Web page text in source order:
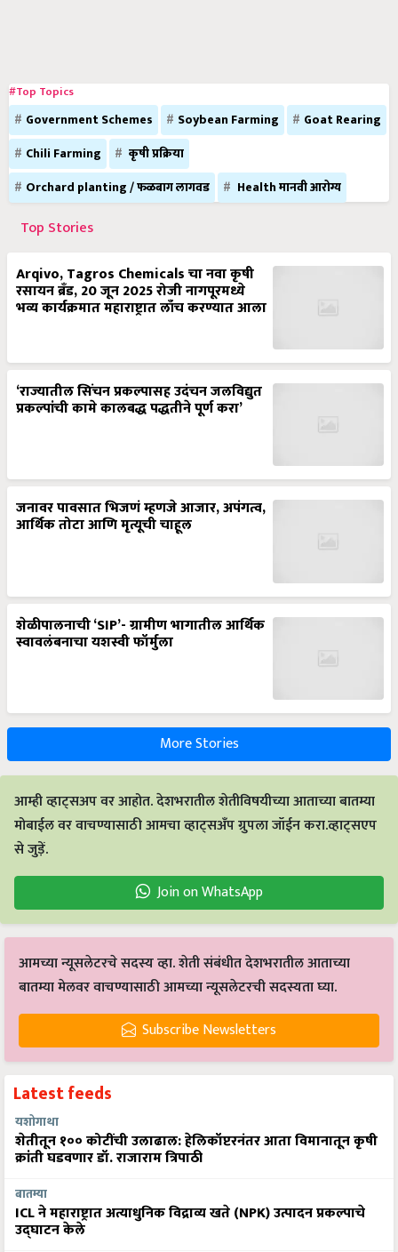
#Top Topics
Government Schemes Soybean Farming
Goat Rearing
Chili Farming
कृषी प्रक्रिया
Orchard planting / फळबाग लागवड
Health मानवी आरोग्य
Top Stories
Arqivo, Tagros Chemicals चा नवा कृषी
रसायन ब्रँड, 20 जून 2025 रोजी नागपूरमध्ये
भव्य कार्यक्रमात महाराष्ट्रात लाँच करण्यात आला
‘राज्यातील सिंचन प्रकल्पासह उदंचन जलविद्युत
प्रकल्पांची कामे कालबद्ध पद्धतीने पूर्ण करा’
जनावर पावसात भिजणं म्हणजे आजार, अपंगत्व,
आर्थिक तोटा आणि मृत्यूची चाहूल
शेळीपालनाची ‘SIP’- ग्रामीण भागातील आर्थिक
स्वावलंबनाचा यशस्वी फॉर्मुला
More Stories
आम्ही व्हाट्सअप वर आहोत. देशभरातील शेतीविषयीच्या आताच्या बातम्या
मोबाईल वर वाचण्यासाठी आमचा व्हाट्सअँप ग्रुपला जॉईन करा.व्हाट्सएप
से जुड़ें.
Join on WhatsApp
आमच्या न्यूसलेटरचे सदस्य व्हा. शेती संबंधीत देशभरातील आताच्या
बातम्या मेलवर वाचण्यासाठी आमच्या न्यूसलेटरची सदस्यता घ्या.
Subscribe Newsletters
Latest feeds
यशोगाथा
शेतीतून १०० कोटींची उलाढाल: हेलिकॉप्टरनंतर आता विमानातून कृषी
क्रांती घडवणार डॉ. राजाराम त्रिपाठी
बातम्या
ICL ने महाराष्ट्रात अत्याधुनिक विद्राव्य खते (NPK) उत्पादन प्रकल्पाचे
उद्घाटन केले